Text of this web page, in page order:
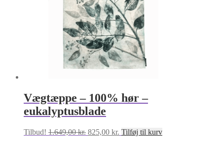
Vægtæppe – 100% hør –
eukalyptusblade
Tilbud! 1.649,00kr. Den
825,00 kr. Den
Tilføj til kurv